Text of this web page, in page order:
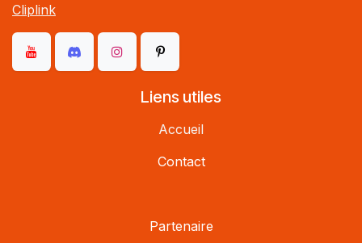
Cliplink
Liens utiles
Accueil
Contact
Partenaire